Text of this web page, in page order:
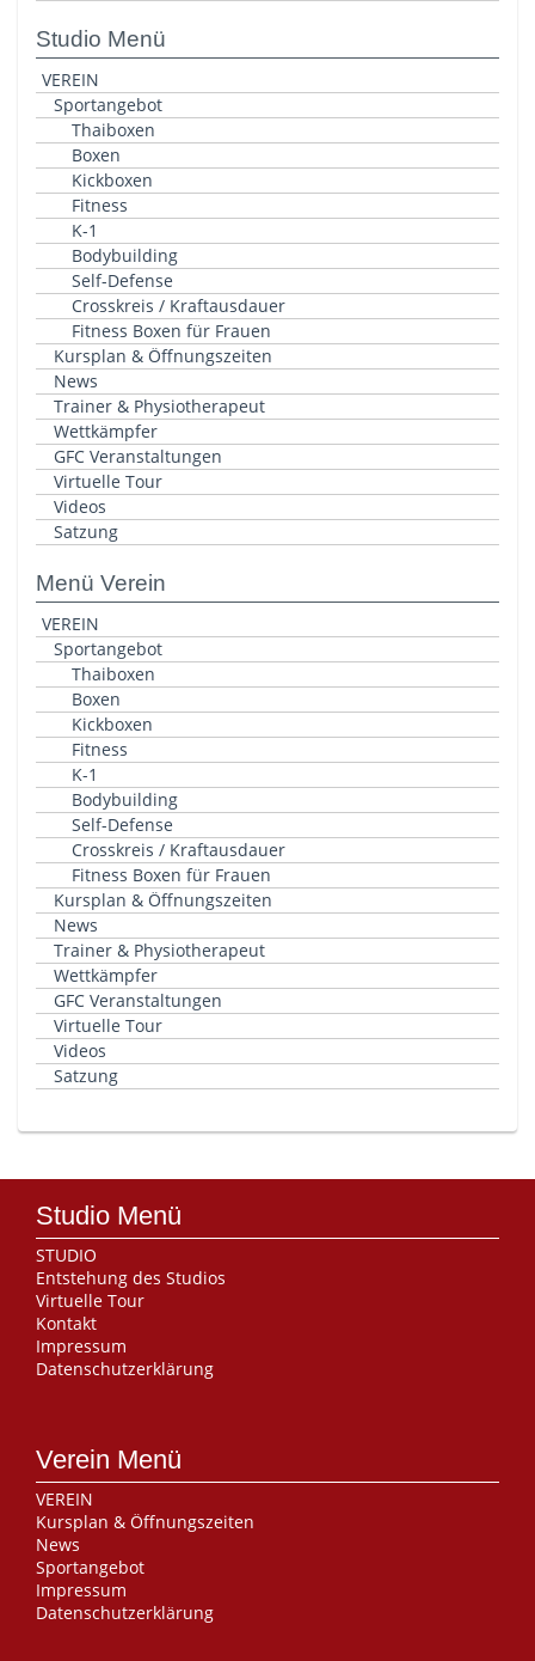
Studio Menü
VEREIN
Sportangebot
Thaiboxen
Boxen
Kickboxen
Fitness
K-1
Bodybuilding
Self-Defense
Crosskreis / Kraftausdauer
Fitness Boxen für Frauen
Kursplan & Öffnungszeiten
News
Trainer & Physiotherapeut
Wettkämpfer
GFC Veranstaltungen
Virtuelle Tour
Videos
Satzung
Menü Verein
VEREIN
Sportangebot
Thaiboxen
Boxen
Kickboxen
Fitness
K-1
Bodybuilding
Self-Defense
Crosskreis / Kraftausdauer
Fitness Boxen für Frauen
Kursplan & Öffnungszeiten
News
Trainer & Physiotherapeut
Wettkämpfer
GFC Veranstaltungen
Virtuelle Tour
Videos
Satzung
Studio Menü
STUDIO
Entstehung des Studios
Virtuelle Tour
Kontakt
Impressum
Datenschutzerklärung
Verein Menü
VEREIN
Kursplan & Öffnungszeiten
News
Sportangebot
Impressum
Datenschutzerklärung